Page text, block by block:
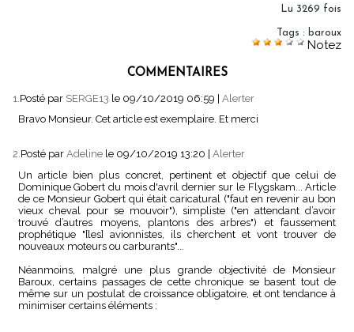
Lu 3269 fois
Tags : baroux
Notez
COMMENTAIRES
1. Posté par SERGE13 le 09/10/2019 06:59 | Alerter
Bravo Monsieur. Cet article est exemplaire. Et merci
2. Posté par Adeline le 09/10/2019 13:20
Alerter
Un article bien plus concret, pertinent et objectif que celui de
Dominique Gobert du mois d'avril dernier sur le Flygskam... Article
de ce Monsieur Gobert qui était caricatural ("faut en revenir au bon
vieux cheval pour se mouvoir"), simpliste ("en attendant d’avoir
trouvé d’autres moyens, plantons des arbres") et faussement
prophétique "[les] avionnistes, ils cherchent et vont trouver de
nouveaux moteurs ou carburants"...
Néanmoins, malgré une plus grande objectivité de Monsieur
Baroux, certains passages de cette chronique se basent tout de
même sur un postulat de croissance obligatoire, et ont tendance à
minimiser certains éléments :